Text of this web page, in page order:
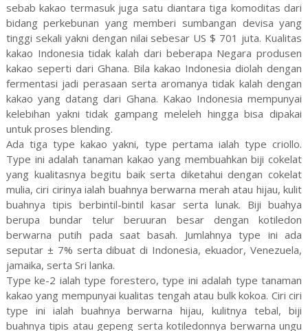
sebab kakao termasuk juga satu diantara tiga komoditas dari
bidang perkebunan yang memberi sumbangan devisa yang
tinggi sekali yakni dengan nilai sebesar US $ 701 juta. Kualitas
kakao Indonesia tidak kalah dari beberapa Negara produsen
kakao seperti dari Ghana. Bila kakao Indonesia diolah dengan
fermentasi jadi perasaan serta aromanya tidak kalah dengan
kakao yang datang dari Ghana. Kakao Indonesia mempunyai
kelebihan yakni tidak gampang meleleh hingga bisa dipakai
untuk proses blending.
Ada tiga type kakao yakni, type pertama ialah type criollo.
Type ini adalah tanaman kakao yang membuahkan biji cokelat
yang kualitasnya begitu baik serta diketahui dengan cokelat
mulia, ciri cirinya ialah buahnya berwarna merah atau hijau, kulit
buahnya tipis berbintil-bintil kasar serta lunak. Biji buahya
berupa bundar telur beruuran besar dengan kotiledon
berwarna putih pada saat basah. Jumlahnya type ini ada
seputar ± 7% serta dibuat di Indonesia, ekuador, Venezuela,
jamaika, serta Sri lanka.
Type ke-2 ialah type forestero, type ini adalah type tanaman
kakao yang mempunyai kualitas tengah atau bulk kokoa. Ciri ciri
type ini ialah buahnya berwarna hijau, kulitnya tebal, biji
buahnya tipis atau gepeng serta kotiledonnya berwarna ungu